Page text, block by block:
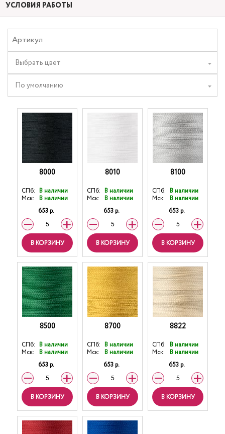
УСЛОВИЯ РАБОТЫ
Выбрать цвет
По умолчанию
8000
СПб: В наличии
Мск:
В наличии
653 р.
В КОРЗИНУ
8010
СПб: В наличии
Мск:
В наличии
653 р.
В КОРЗИНУ
8100
СПб: В наличии
Мск:
В наличии
653 р.
В КОРЗИНУ
8500
СПб: В наличии
Мск:
В наличии
653 р.
В КОРЗИНУ
8700
СПб: В наличии
Мск:
В наличии
653 р.
В КОРЗИНУ
8822
СПб: В наличии
Мск:
В наличии
653 р.
В КОРЗИНУ